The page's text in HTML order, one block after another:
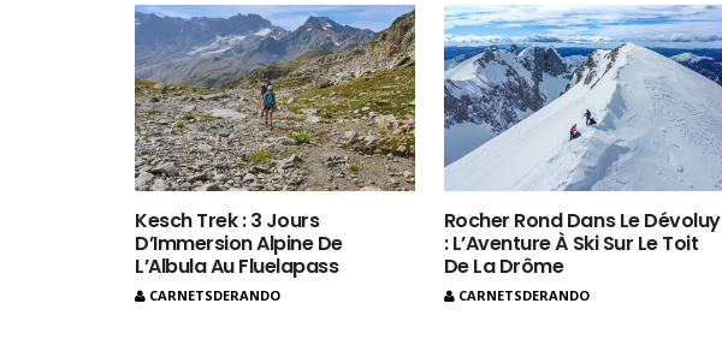
Kesch Trek : 3 Jours
D’Immersion Alpine De
L’Albula Au Fluelapass
CARNETSDERANDO
Rocher Rond Dans Le Dévoluy
: L’Aventure À Ski Sur Le Toit
De La Drôme
CARNETSDERANDO